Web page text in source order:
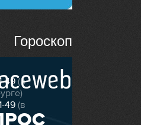
Гороскоп